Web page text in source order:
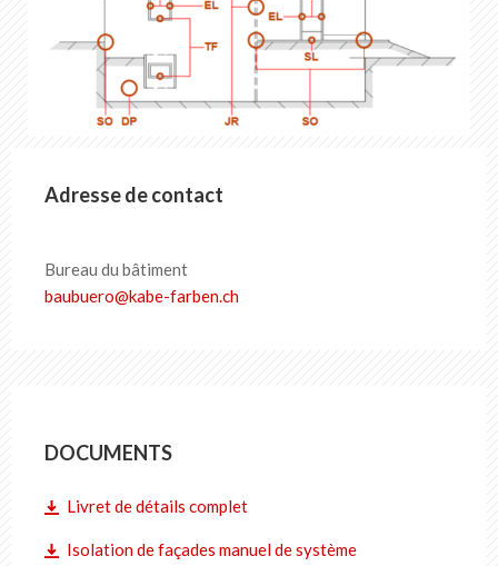
Adresse de contact
Bureau du bâtiment
baubuero@kabe-farben.ch
DOCUMENTS
Livret de détails complet
Isolation de façades manuel de système